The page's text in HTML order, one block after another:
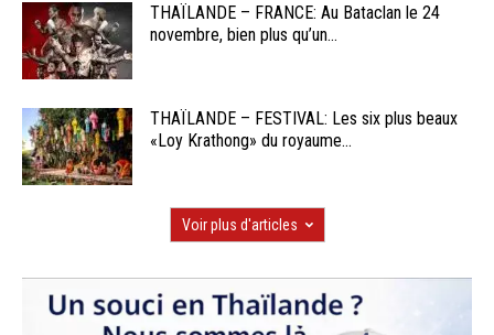
THAÏLANDE – FRANCE: Au Bataclan le 24
novembre, bien plus qu’un...
THAÏLANDE – FESTIVAL: Les six plus beaux
«Loy Krathong» du royaume...
Voir plus d'articles